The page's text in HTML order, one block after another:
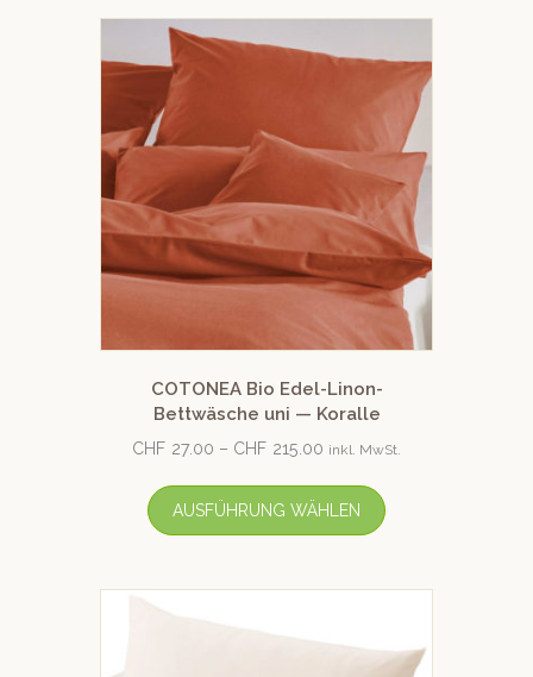
COTONEA Bio Edel-Linon-
Bettwäsche uni — Koralle
CHF 27.00 – CHF 215.00 inkl. MwSt.
AUSFÜHRUNG WÄHLEN